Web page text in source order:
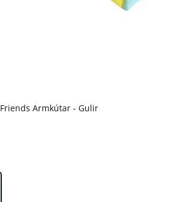
Armkútar - Gulir